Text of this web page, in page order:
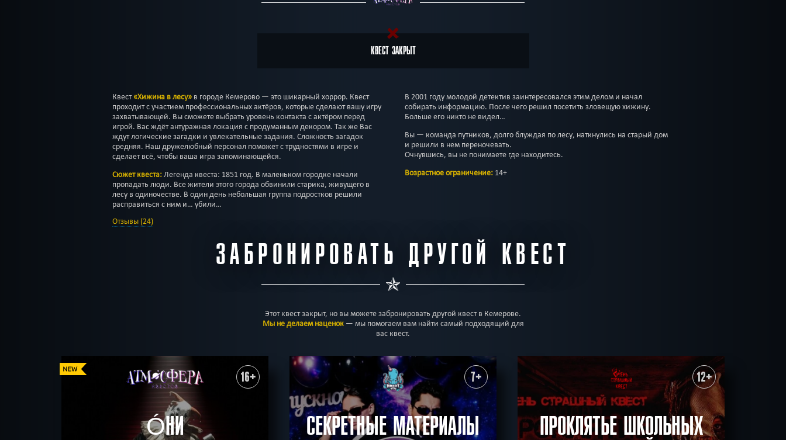
КВЕСТ ЗАКРЫТ
Квест«Хижина в лесу» в городе Кемерово — это шикарный хоррор. Квест
проходит с участием профессиональных актёров, которые сделают вашу игру
захватывающей. Вы сможете выбрать уровень контакта с актёром перед
игрой. Вас ждёт антуражная локация с продуманным декором. Так же Вас
ждут логические загадки и увлекательные задания. Сложность загадок
средняя. Наш дружелюбный персонал поможет с трудностями в игре и
сделает всё, чтобы ваша игра запоминающейся.
Сюжет квеста:Легенда квеста: 1851 год. В маленьком городке начали
пропадать люди. Все жители этого города обвинили старика, живущего в
лесу в одиночестве. В один день небольшая группа подростков решили
расправиться с ним и… убили…
В 2001 году молодой детектив заинтересовался этим делом и начал
собирать информацию. После чего решил посетить зловещую хижину.
Больше его никто не видел…
Вы — команда путников, долго блуждая по лесу, наткнулись на старый дом
и решили в нем переночевать.
Очнувшись, вы не понимаете где находитесь.
Возрастное ограничение: 14+
Отзывы (24)
ЗАБРОНИРОВАТЬ ДРУГОЙ КВЕСТ
Этот квест закрыт, но вы можете забронировать другой квест в Кемерове.
Мы не делаем наценок— мы помогаем вам найти самый подходящий для
вас квест.
16+
ÓНИ
7+
СЕКРЕТНЫЕ МАТЕРИАЛЫ
12+
ПРОКЛЯТЬЕ ШКОЛЬНЫХ